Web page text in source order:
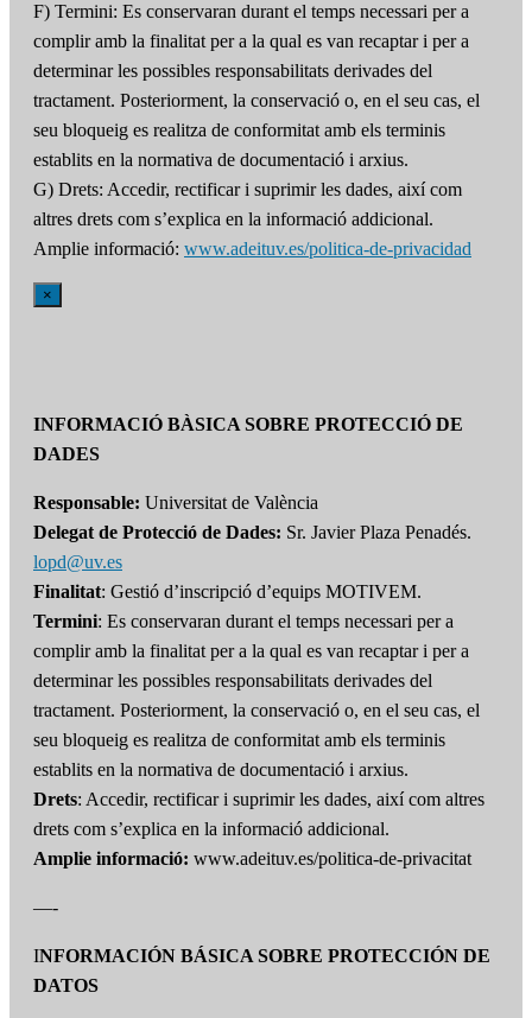
F) Termini: Es conservaran durant el temps necessari per a
complir amb la finalitat per a la qual es van recaptar i per a
determinar les possibles responsabilitats derivades del
tractament. Posteriorment, la conservació o, en el seu cas, el
seu bloqueig es realitza de conformitat amb els terminis
establits en la normativa de documentació i arxius.
G) Drets: Accedir, rectificar i suprimir les dades, així com
altres drets com s’explica en la informació addicional.
Amplie informació: www.adeituv.es/politica-de-privacidad
×
INFORMACIÓ BÀSICA SOBRE PROTECCIÓ DE
DADES
Responsable: Universitat de València
Delegat de Protecció de Dades: Sr. Javier Plaza Penadés.
lopd@uv.es
Finalitat: Gestió d’inscripció d’equips MOTIVEM.
Termini: Es conservaran durant el temps necessari per a
complir amb la finalitat per a la qual es van recaptar i per a
determinar les possibles responsabilitats derivades del
tractament. Posteriorment, la conservació o, en el seu cas, el
seu bloqueig es realitza de conformitat amb els terminis
establits en la normativa de documentació i arxius.
Drets: Accedir, rectificar i suprimir les dades, així com altres
drets com s’explica en la informació addicional.
Amplie informació: www.adeituv.es/politica-de-privacitat
—-
INFORMACIÓN BÁSICA SOBRE PROTECCIÓN DE
DATOS